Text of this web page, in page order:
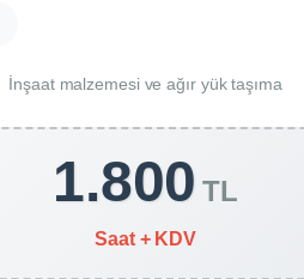
İnşaat malzemesi ve ağır yük taşıma
1.800 TL
Saat + KDV